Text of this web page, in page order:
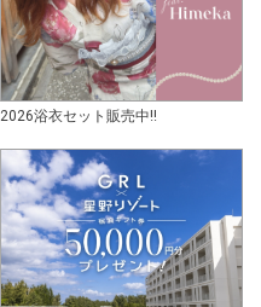
2026浴衣セット販売中!!